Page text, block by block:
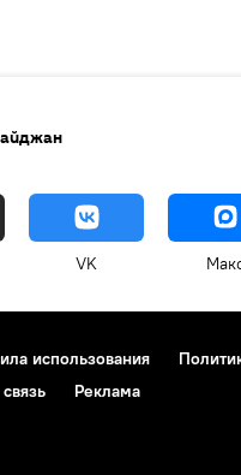
VK
использования
Реклама